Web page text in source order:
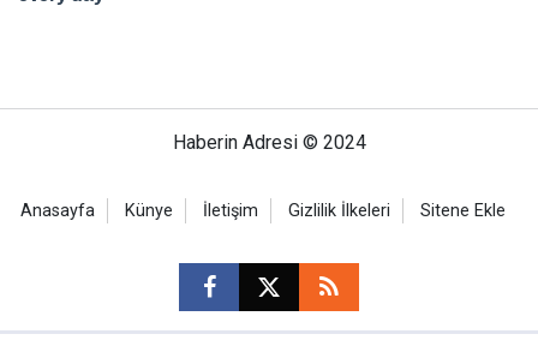
Haberin Adresi © 2024
Anasayfa Künye İletişim Gizlilik İlkeleri Sitene Ekle